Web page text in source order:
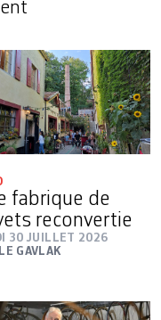
fabrique de
reconvertie
30 JUILLET 2026
GAVLAK